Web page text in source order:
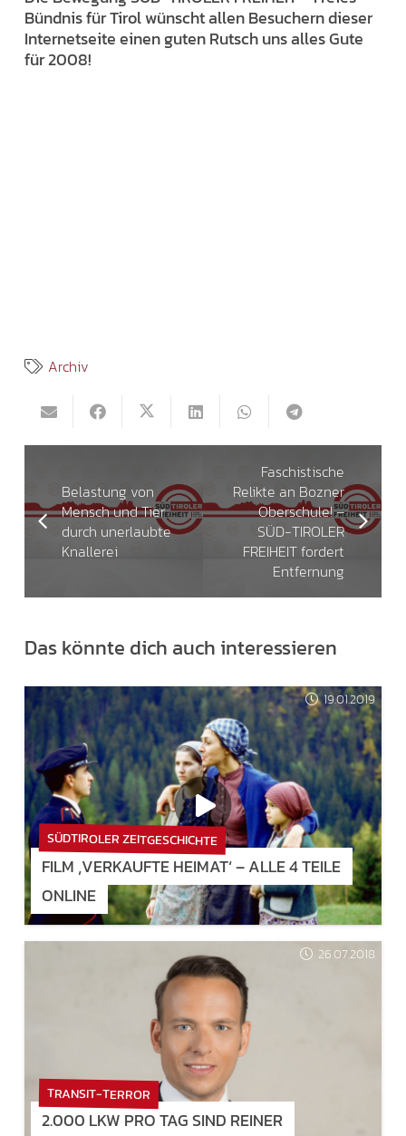
Bündnis für Tirol wünscht allen Besuchern dieser
Internetseite einen guten Rutsch uns alles Gute
für 2008!
Archiv
Belastung von
Mensch und Tier
durch unerlaubte
Knallerei
Faschistische
Relikte an Bozner
Oberschule! –
SÜD-TIROLER
FREIHEIT fordert
Entfernung
Das könnte dich auch interessieren
19.01.2019
SÜDTIROLER ZEITGESCHICHTE
FILM ‚VERKAUFTE HEIMAT‘ – ALLE 4 TEILE
ONLINE
26.07.2018
TRANSIT-TERROR
2.000 LKW PRO TAG SIND REINER